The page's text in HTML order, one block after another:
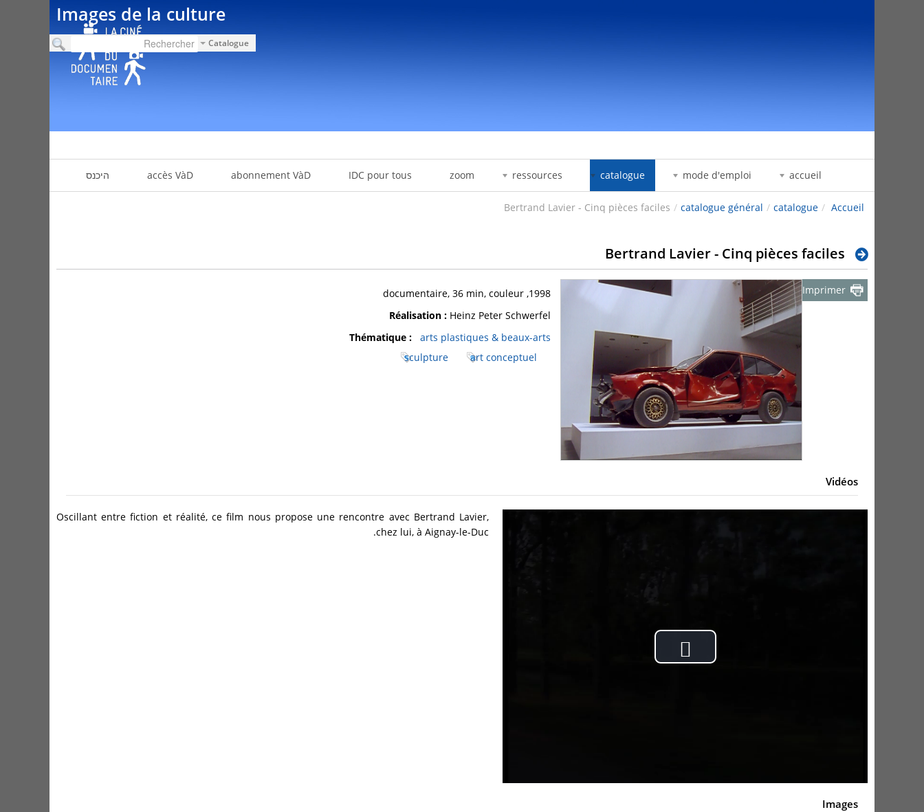
Images de la culture
Catalogue
accueil
mode d'emploi
catalogue
ressources
zoom
IDC pour tous
abonnement VàD
accès VàD היכנס
Accueil
/
catalogue
/
catalogue général
/
Bertrand Lavier - Cinq pièces faciles
Bertrand Lavier - Cinq pièces faciles
Imprimer
1998, documentaire, 36 min, couleur
Réalisation : Heinz Peter Schwerfel
Thématique :
arts plastiques & beaux-arts
sculpture
art conceptuel
Vidéos
Play
Oscillant entre fiction et réalité, ce film nous propose une rencontre avec Bertrand Lavier,
chez lui, à Aignay-le-Duc.
Images